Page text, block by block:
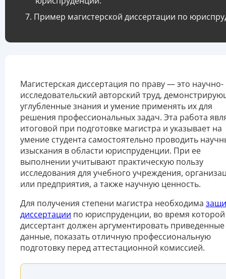
Пример магистерской диссертации по
Магистерская диссертация по праву — это научно-
исследовательский авторский труд,
углубленные знания и умение применять их для
решения профессиональных задач. Эта работа
итоговой при подготовке магистра и указывает на
умение студента самостоятельно проводить
изыскания в области юриспруденции. При ее
выполнении учитывают практическую пользу
исследования для учебного учреждения,
или предприятия, а также научную ценность.
Для получения степени магистра необходима
диссертации по юриспруденции, во время которой
диссертант должен аргументировать приведенные
данные, показать отличную профессиональную
подготовку перед аттестационной комиссией.